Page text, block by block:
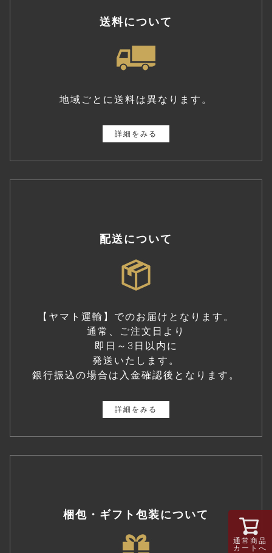
送料について
地域ごとに送料は異なります。
詳細をみる
配送について
【ヤマト運輸】でのお届けとなります。
通常、ご注文日より
即日～3日以内に
発送いたします。
銀行振込の場合は入金確認後となります。
詳細をみる
梱包・ギフト包装について
通常商品
カートへ